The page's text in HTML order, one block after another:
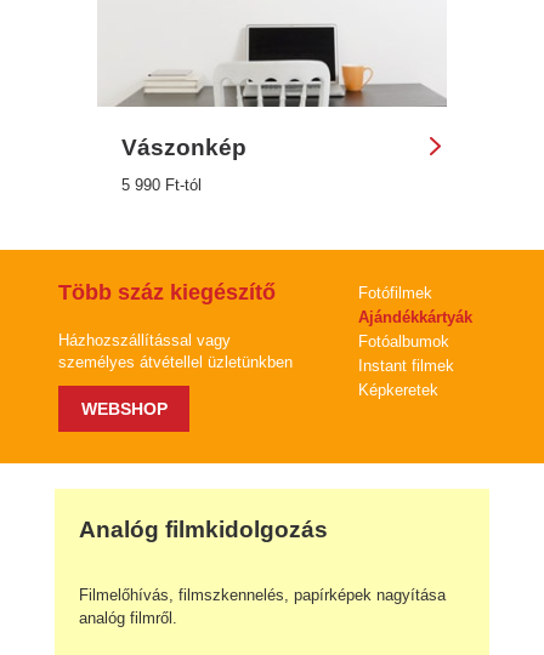
Vászonkép
5 990 Ft-tól
Több száz kiegészítő
Házhozszállítással vagy
személyes átvétellel üzletünkben
WEBSHOP
Fotófilmek
Ajándékkártyák
Fotóalbumok
Instant filmek
Képkeretek
Analóg filmkidolgozás
Filmelőhívás, filmszkennelés, papírképek nagyítása
analóg filmről.